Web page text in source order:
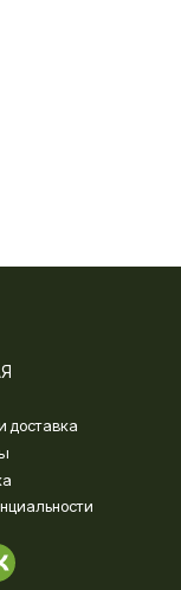
доставка